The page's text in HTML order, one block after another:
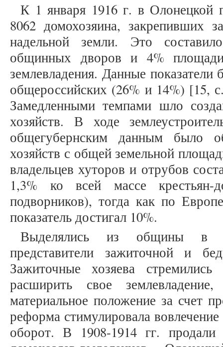
К 1 января 1916 г. в
8062 домохозяина, закрепивших
надельной земли. Это
общинных дворов и 4% площади
землевладения. Данные
общероссийских (26% и 14%) [15,
Замедленными темпами шло
хозяйств. В ходе
общегубернским данным было
хозяйств с общей земельной
владельцев хуторов и отрубов
1,3% ко всей массе крестьян-
подворников), тогда как по
показатель достигал 10%.
Выделялись из общины в
представители зажиточной и
Зажиточные хозяева
расширить свое
материальное положение за счет
реформа стимулировала
оборот. В 1908-1914 гг.